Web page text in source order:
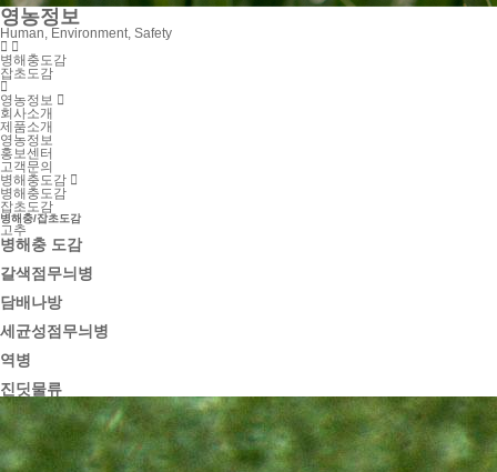
영농정보
Human, Environment, Safety
 
병해충도감
잡초도감

영농정보 
회사소개
제품소개
영농정보
홍보센터
고객문의
병해충도감 
병해충도감
잡초도감
병해충/잡초도감
고추
병해충 도감
갈색점무늬병
담배나방
세균성점무늬병
역병
진딧물류